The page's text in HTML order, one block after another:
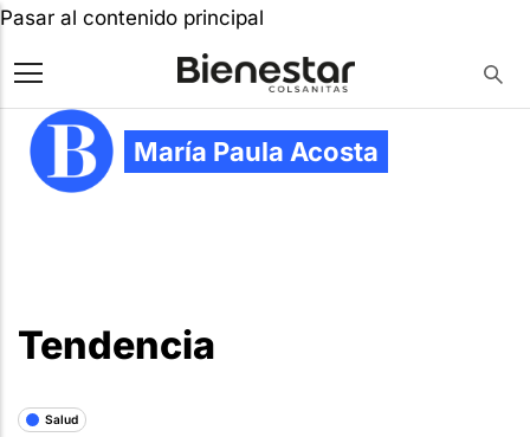
Pasar al contenido principal
María Paula Acosta
Tendencia
Salud